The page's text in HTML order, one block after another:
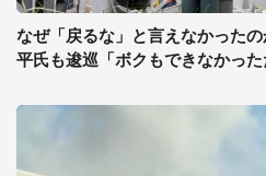
なぜ「戻るな」と言えなかった
平氏も逡巡「ボクもできなかった